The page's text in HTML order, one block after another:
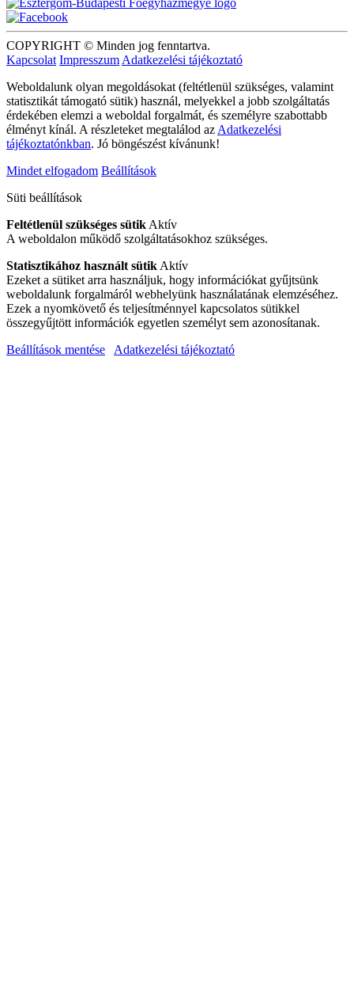
COPYRIGHT © Minden jog fenntartva.
Kapcsolat Impresszum Adatkezelési tájékoztató
Weboldalunk olyan megoldásokat (feltétlenül szükséges, valamint
statisztikát támogató sütik) használ, melyekkel a jobb szolgáltatás
érdekében elemzi a weboldal forgalmát, és személyre szabottabb
élményt kínál. A részleteket megtalálod az Adatkezelési
tájékoztatónkban. Jó böngészést kívánunk!
Mindet elfogadom Beállítások
Süti beállítások
Feltétlenül szükséges sütik Aktív
A weboldalon működő szolgáltatásokhoz szükséges.
Statisztikához használt sütik Aktív
Ezeket a sütiket arra használjuk, hogy információkat gyűjtsünk
weboldalunk forgalmáról webhelyünk használatának elemzéséhez.
Ezek a nyomkövető és teljesítménnyel kapcsolatos sütikkel
összegyűjtött információk egyetlen személyt sem azonosítanak.
Beállítások mentése
Adatkezelési tájékoztató